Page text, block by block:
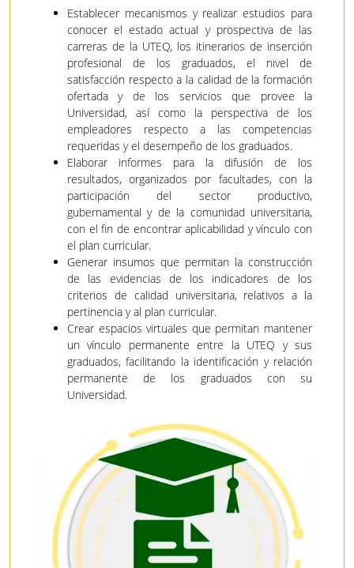
Establecer mecanismos y realizar estudios para
conocer el estado actual y prospectiva de las
carreras de la UTEQ, los itinerarios de inserción
profesional de los graduados, el nivel de
satisfacción respecto a la calidad de la formación
ofertada y de los servicios que provee la
Universidad, así como la perspectiva de los
empleadores respecto a las competencias
requeridas y el desempeño de los graduados.
Elaborar informes para la difusión de los
resultados, organizados por facultades, con la
participación del sector productivo,
gubernamental y de la comunidad universitaria,
con el fin de encontrar aplicabilidad y vínculo con
el plan curricular.
Generar insumos que permitan la construcción
de las evidencias de los indicadores de los
criterios de calidad universitaria, relativos a la
pertinencia y al plan curricular.
Crear espacios virtuales que permitan mantener
un vínculo permanente entre la UTEQ y sus
graduados, facilitando la identificación y relación
permanente de los graduados con su
Universidad.